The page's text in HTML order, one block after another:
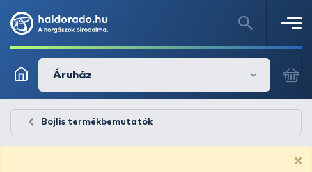
Áruház
Bojlis termékbemutatók
×